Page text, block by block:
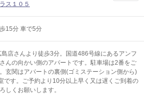
ス１０５
15分 車で5分
島店さんより徒歩3分。国道486号線にあるアンフ
んの向かい側のアパートです。駐車場は2番をご
玄関はアパートの裏側(ゴミステーション側から)
です。ご予約より10分以上早く又は遅くご到着の
しくお願いします。